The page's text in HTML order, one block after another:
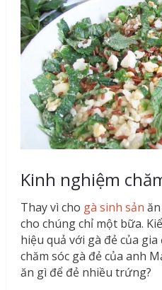
Kinh nghiệm
Thay vì cho gà sinh sản
cho chúng chỉ một bữa.
hiệu quả với gà đẻ của
chăm sóc gà đẻ của anh
ăn gì để đẻ nhiều trứng?